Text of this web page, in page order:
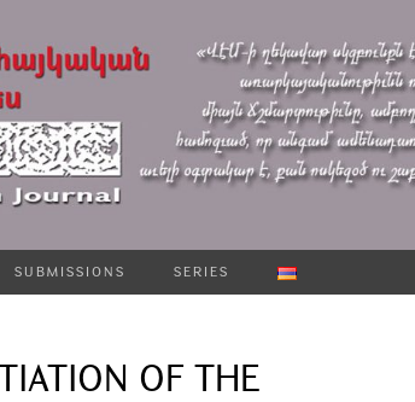
SUBMISSIONS SERIES
OF THE